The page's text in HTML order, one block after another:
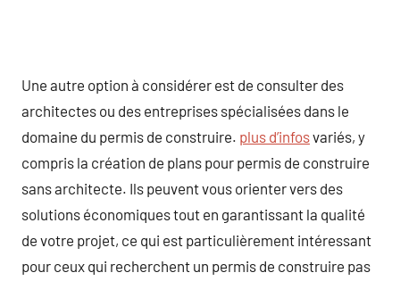
Une autre option à considérer est de consulter des
architectes ou des entreprises spécialisées dans le
domaine du permis de construire. plus d’infosvariés, y
compris la création de plans pour permis de construire
sans architecte. Ils peuvent vous orienter vers des
solutions économiques tout en garantissant la qualité
de votre projet, ce qui est particulièrement intéressant
pour ceux qui recherchent un permis de construire pas